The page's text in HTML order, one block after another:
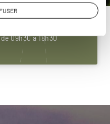
16 67
09h30 à 18h30